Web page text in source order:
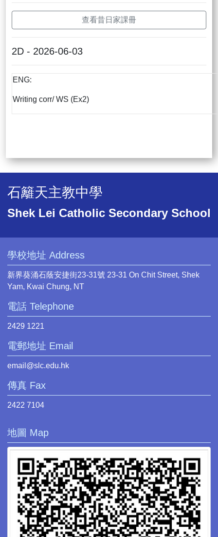
查看昔日家課冊
2D - 2026-06-03
ENG:
Writing corr/ WS (Ex2)
石籬天主教中學
Shek Lei Catholic Secondary School
學校地址 Address
新界葵涌石蔭安捷街23-31號 23-31 On Chit Street, Shek
Yam, Kwai Chung, NT
電話 Telephone
2429 1221
電郵地址 Email
email@slc.edu.hk
傳真 Fax
2422 7104
地圖 Map